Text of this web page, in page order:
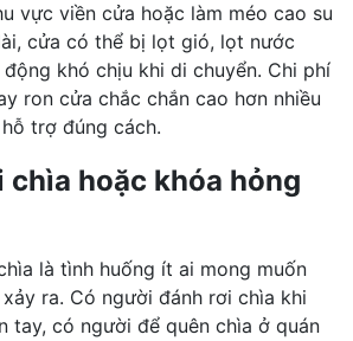
vực viền cửa hoặc làm méo cao su
cửa có thể bị lọt gió, lọt nước
khó chịu khi di chuyển. Chi phí
ron cửa chắc chắn cao hơn nhiều
trợ đúng cách.
chìa hoặc khóa hỏng
là tình huống ít ai mong muốn
ra. Có người đánh rơi chìa khi
tay, có người để quên chìa ở quán